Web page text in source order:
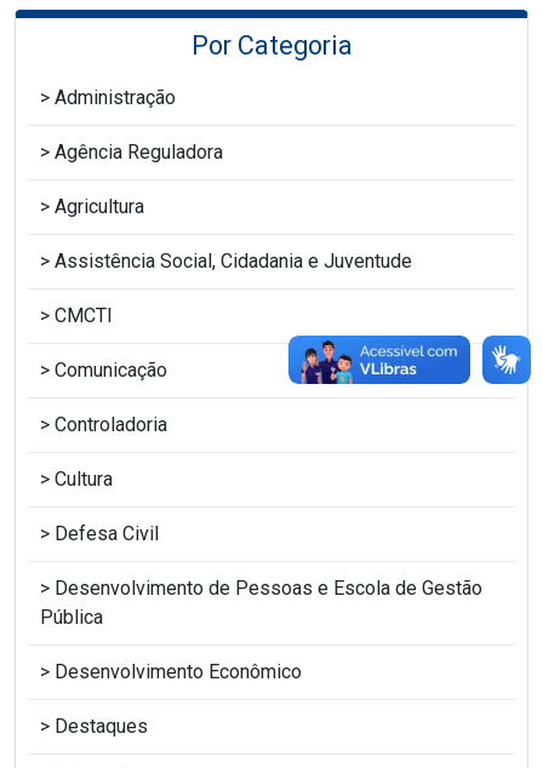
Por Categoria
Administração
Agência Reguladora
Agricultura
Assistência Social, Cidadania e Juventude
CMCTI
Comunicação
Controladoria
Cultura
Defesa Civil
Desenvolvimento de Pessoas e Escola de Gestão
Pública
Desenvolvimento Econômico
Destaques